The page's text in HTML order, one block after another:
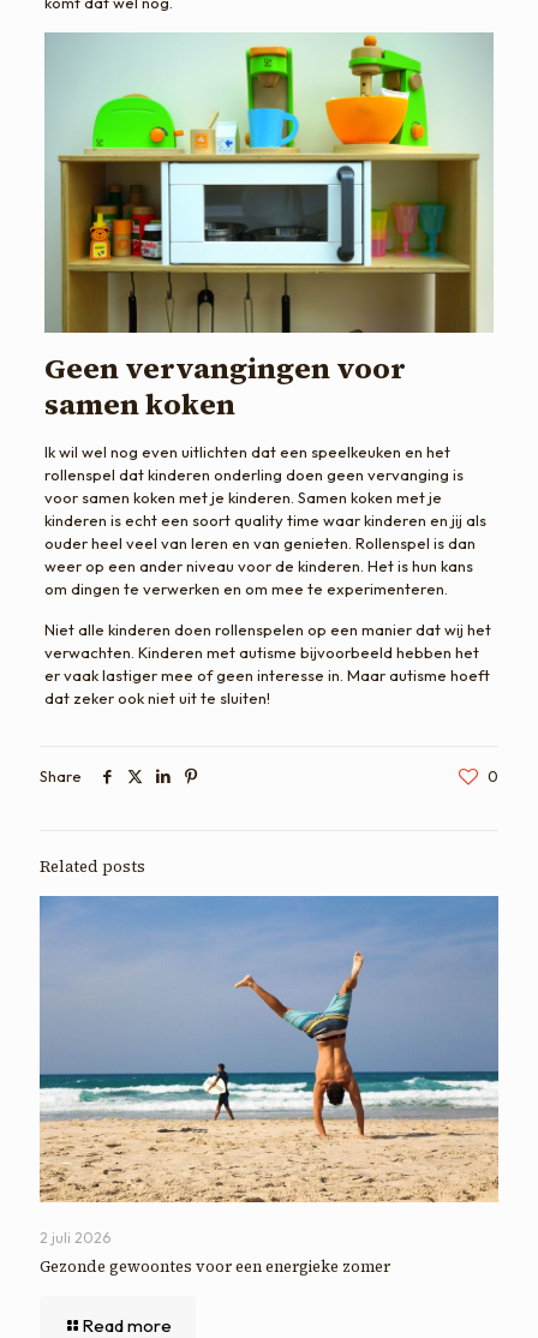
Geen vervangingen voor
samen koken
Ik wil wel nog even uitlichten dat een speelkeuken en het
rollenspel dat kinderen onderling doen geen vervanging is
voor samen koken met je kinderen. Samen koken met je
kinderen is echt een soort quality time waar kinderen en jij als
ouder heel veel van leren en van genieten. Rollenspel is dan
weer op een ander niveau voor de kinderen. Het is hun kans
om dingen te verwerken en om mee te experimenteren.
Niet alle kinderen doen rollenspelen op een manier dat wij het
verwachten. Kinderen met autisme bijvoorbeeld hebben het
er vaak lastiger mee of geen interesse in. Maar autisme hoeft
dat zeker ook niet uit te sluiten!
Share 0
Related posts
2 juli 2026
Gezonde gewoontes voor een energieke zomer
Read more